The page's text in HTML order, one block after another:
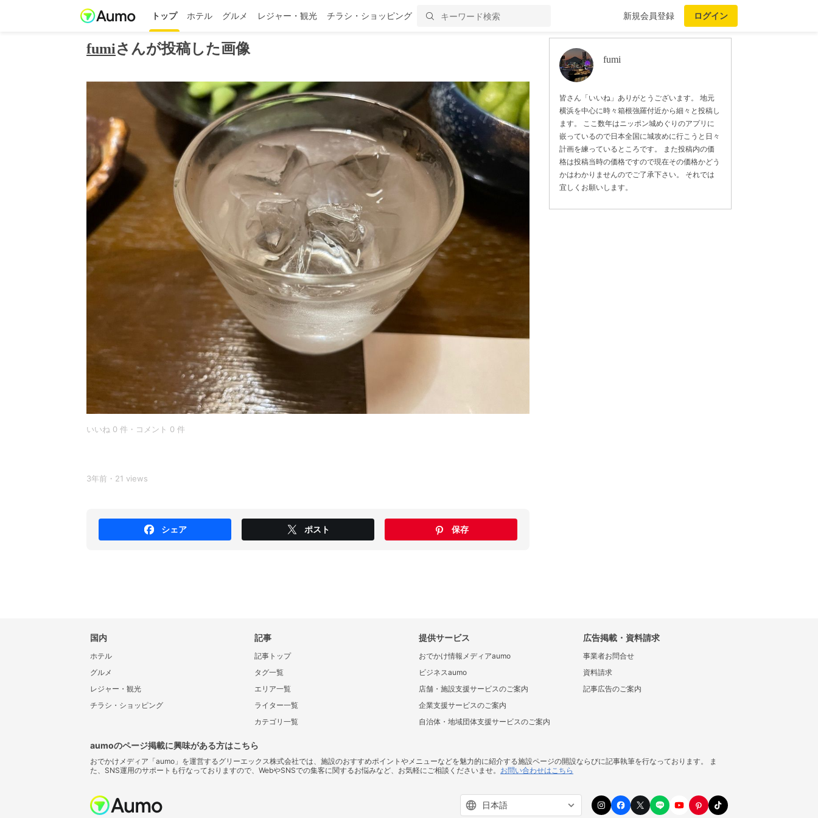
トップ ホテル グルメ レジャー・観光 チラシ・ショッピング 新規会員登録 ログイン
fumiさんが投稿した画像
いいね 0 件・コメント 0 件
3年前・21 views
シェア ポスト 保存
fumi
皆さん「いいね」ありがとうございます。 地元
横浜を中心に時々箱根強羅付近から細々と投稿し
ます。 ここ数年はニッポン城めぐりのアプリに
嵌っているので日本全国に城攻めに行こうと日々
計画を練っているところです。 また投稿内の価
格は投稿当時の価格ですので現在その価格かどう
かはわかりませんのでご了承下さい。 それでは
宜しくお願いします。
国内
ホテル
グルメ
レジャー・観光
チラシ・ショッピング
記事
記事トップ
タグ一覧
エリア一覧
ライター一覧
カテゴリ一覧
提供サービス
おでかけ情報メディアaumo
ビジネスaumo
店舗・施設支援サービスのご案内
企業支援サービスのご案内
自治体・地域団体支援サービスのご案内
広告掲載・資料請求
事業者お問合せ
資料請求
記事広告のご案内
aumoのページ掲載に興味がある方はこちら
おでかけメディア「aumo」を運営するグリーエックス株式会社では、施設のおすすめポイントやメニューなどを魅力的に紹介する施設ページの開設ならびに記事執筆を行なっております。 ま
た、SNS運用のサポートも行なっておりますので、WebやSNSでの集客に関するお悩みなど、お気軽にご相談くださいませ。 お問い合わせはこちら